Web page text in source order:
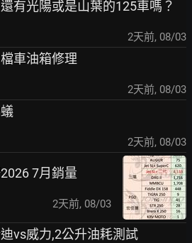
有光陽或是山葉的125車嗎？
2天前, 08/03
車油箱修理
2天前, 08/03
2天前, 08/03
7月銷量
2天前, 08/03
vs威力,2公升油耗測試